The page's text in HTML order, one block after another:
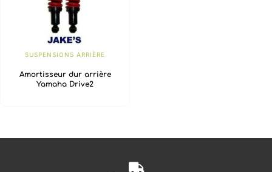
SUSPENSIONS ARRIÈRE
Amortisseur dur arrière
Yamaha Drive2